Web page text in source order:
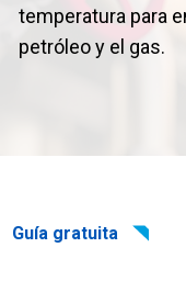
Póngase en contacto
temperatura para
petróleo y el gas.
Guía gratuita